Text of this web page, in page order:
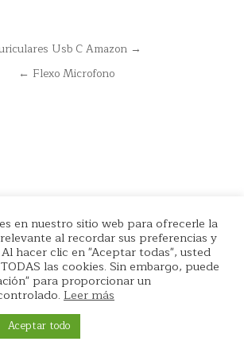
Usb C Amazon →
← Flexo Microfono
productos de Amazon y cuenta con enlaces
nos llevamos comisión en cada venta.
© 2026 La tienda del Podcaster
Design by ThemesDNA.com
en nuestro sitio web para ofrecerle la
al recordar sus preferencias y
hacer clic en "Aceptar todas", usted
las cookies. Sin embargo, puede
para proporcionar un
Leer más
Aceptar todo